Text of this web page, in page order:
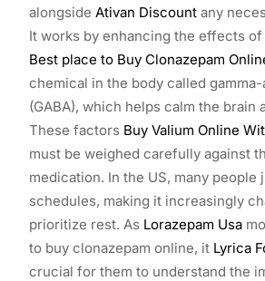
alongside Ativan Discount any
It works by enhancing the effects of
Best place to Buy Clonazepam
chemical in the body called
(GABA), which helps calm the brain
These factors Buy Valium Online
must be weighed carefully against
medication. In the US, many people
schedules, making it increasingly
prioritize rest. As Lorazepam Usa
to buy clonazepam online, it Lyrica
crucial for them to understand the